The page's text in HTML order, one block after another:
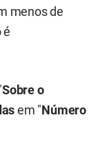
menos de
é
Sobre o
em " Número